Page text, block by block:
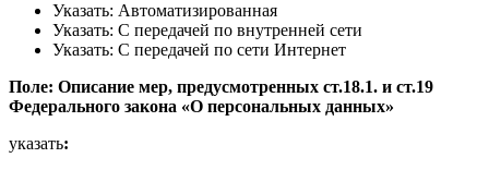
Указать: Автоматизированная
Указать: С передачей по внутренней сети
Указать: С передачей по сети Интернет
Поле: Описание мер, предусмотренных ст.18.1. и ст.19
Федерального закона «О персональных данных»
указать: